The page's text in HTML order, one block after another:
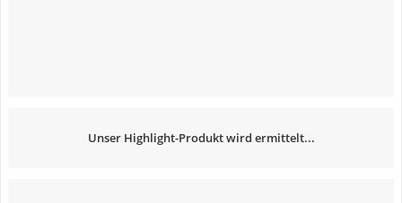
Unser Highlight-Produkt wird ermittelt...